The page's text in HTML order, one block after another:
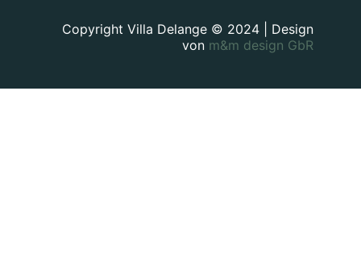
Copyright Villa Delange © 2024 | Design
von m&m design GbR